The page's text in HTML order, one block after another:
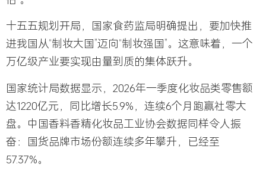
十五五规划开局，国家食药监局明确提出，要加快推
进我国从“制妆大国”迈向“制妆强国”。这意味着，一个
万亿级产业要实现由量到质的集体跃升。
国家统计局数据显示，2026年一季度化妆品类零售额
达1220亿元，同比增长5.9%，连续6个月跑赢社零大
盘。中国香料香精化妆品工业协会数据同样令人振
奋：国货品牌市场份额连续多年攀升，已经至
57.37%。